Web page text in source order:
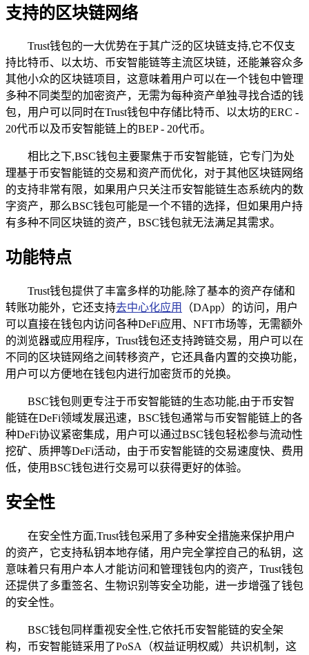
支持的区块链网络
Trust钱包的一大优势在于其广泛的区块链支持,它不仅支
持比特币、以太坊、币安智能链等主流区块链，还能兼容众多
其他小众的区块链项目，这意味着用户可以在一个钱包中管理
多种不同类型的加密资产，无需为每种资产单独寻找合适的钱
包，用户可以同时在Trust钱包中存储比特币、以太坊的ERC -
20代币以及币安智能链上的BEP - 20代币。
相比之下,BSC钱包主要聚焦于币安智能链，它专门为处
理基于币安智能链的交易和资产而优化，对于其他区块链网络
的支持非常有限，如果用户只关注币安智能链生态系统内的数
字资产，那么BSC钱包可能是一个不错的选择，但如果用户持
有多种不同区块链的资产，BSC钱包就无法满足其需求。
功能特点
Trust钱包提供了丰富多样的功能,除了基本的资产存储和
转账功能外，它还支持去中心化应用
（DApp）的访问，用户
可以直接在钱包内访问各种DeFi应用、NFT市场等，无需额外
的浏览器或应用程序，Trust钱包还支持跨链交易，用户可以在
不同的区块链网络之间转移资产，它还具备内置的交换功能，
用户可以方便地在钱包内进行加密货币的兑换。
BSC钱包则更专注于币安智能链的生态功能,由于币安智
能链在DeFi领域发展迅速，BSC钱包通常与币安智能链上的各
种DeFi协议紧密集成，用户可以通过BSC钱包轻松参与流动性
挖矿、质押等DeFi活动，由于币安智能链的交易速度快、费用
低，使用BSC钱包进行交易可以获得更好的体验。
安全性
在安全性方面,Trust钱包采用了多种安全措施来保护用户
的资产，它支持私钥本地存储，用户完全掌控自己的私钥，这
意味着只有用户本人才能访问和管理钱包内的资产，Trust钱包
还提供了多重签名、生物识别等安全功能，进一步增强了钱包
的安全性。
BSC钱包同样重视安全性,它依托币安智能链的安全架
构，币安智能链采用了PoSA（权益证明权威）共识机制，这